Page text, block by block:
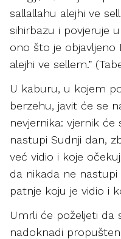
sallallahu alejhi ve
sihirbazu i povjeruje
ono što je objavljeno
alejhi ve sellem.”
U kaburu, u kojem
berzehu, javit će se
nevjernika: vjernik
nastupi Sudnji dan,
već vidio i koje
da nikada ne nastupi
patnje koju je vidio i
Umrli će poželjeti da
nadoknadi